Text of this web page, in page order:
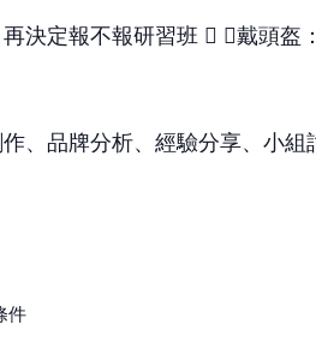
決定報不報研習班  （戴頭盔
、品牌分析、經驗分享、小組
件